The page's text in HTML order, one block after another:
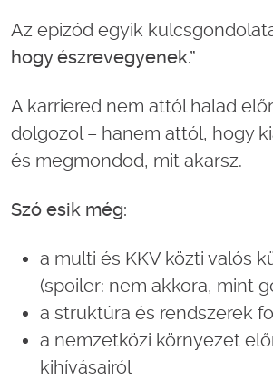
Az epizód egyik
hogy észrevegyenek.”
A karriered nem attól halad
dolgozol – hanem attól, hogy
és megmondod, mit akarsz.
Szó esik még:
a multi és KKV közti valós
(spoiler: nem akkora, mint
a struktúra és rendszerek
a nemzetközi környezet
kihívásairól